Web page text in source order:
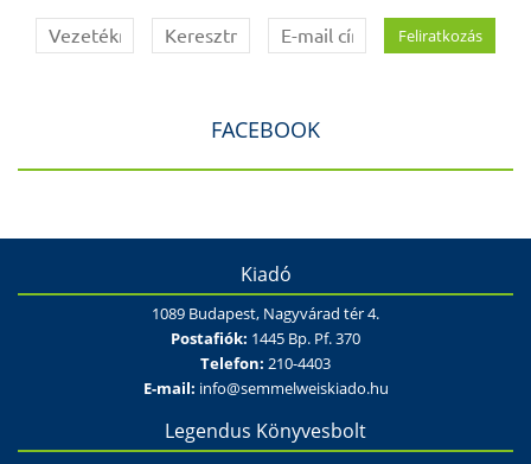
FACEBOOK
Kiadó
1089 Budapest, Nagyvárad tér 4.
Postafiók: 1445 Bp. Pf. 370
Telefon: 210-4403
E-mail: info@semmelweiskiado.hu
Legendus Könyvesbolt